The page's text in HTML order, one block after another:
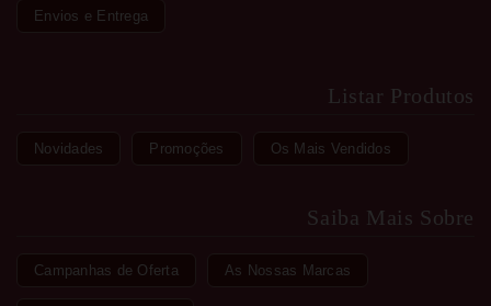
Envios e Entrega
Listar Produtos
Novidades Promoções Os Mais Vendidos
Saiba Mais Sobre
Campanhas de Oferta As Nossas Marcas